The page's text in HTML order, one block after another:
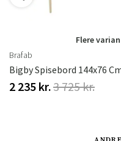
Flere
Brafab
2 235 kr.3 725 kr.